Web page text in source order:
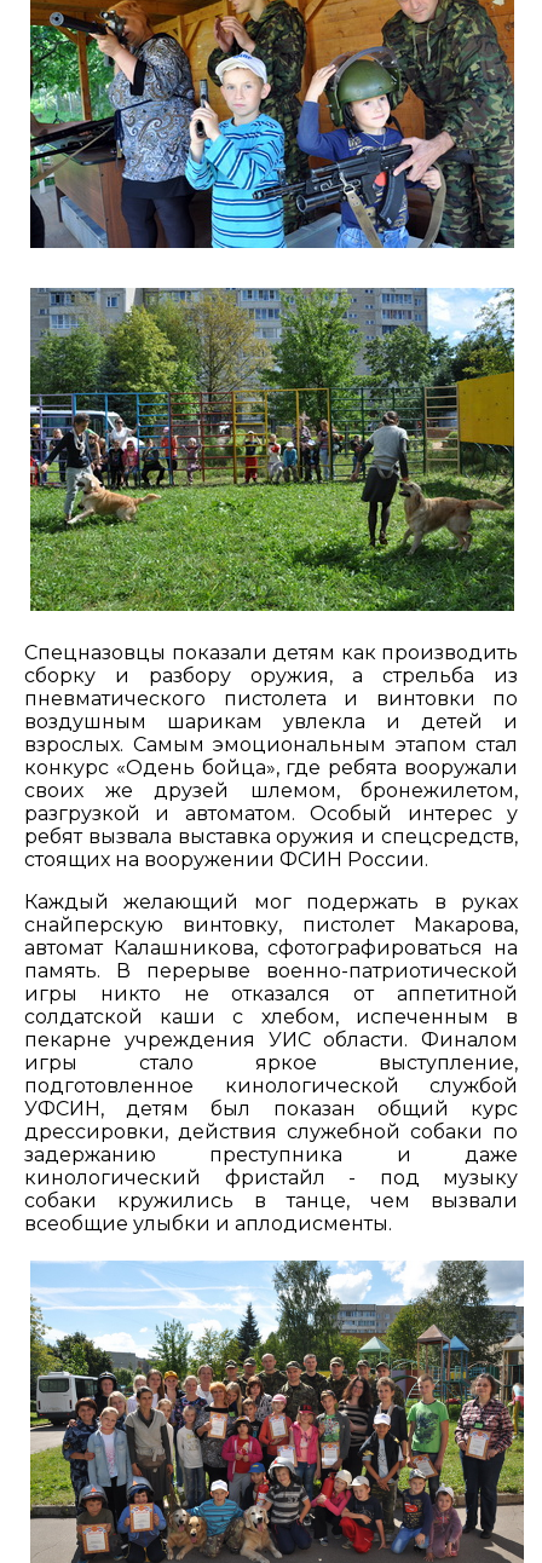
Спецназовцы показали детям как производить
сборку и разбору оружия, а стрельба из
пневматического пистолета и винтовки по
воздушным шарикам увлекла и детей и
взрослых. Самым эмоциональным этапом стал
конкурс «Одень бойца», где ребята вооружали
своих же друзей шлемом, бронежилетом,
разгрузкой и автоматом. Особый интерес у
ребят вызвала выставка оружия и спецсредств,
стоящих на вооружении ФСИН России.
Каждый желающий мог подержать в руках
снайперскую винтовку, пистолет Макарова,
автомат Калашникова, сфотографироваться на
память. В перерыве военно-патриотической
игры никто не отказался от аппетитной
солдатской каши с хлебом, испеченным в
пекарне учреждения УИС области. Финалом
игры стало яркое выступление,
подготовленное кинологической службой
УФСИН, детям был показан общий курс
дрессировки, действия служебной собаки по
задержанию преступника и даже
кинологический фристайл - под музыку
собаки кружились в танце, чем вызвали
всеобщие улыбки и аплодисменты.